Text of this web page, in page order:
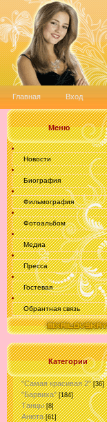
Главная Вход
Меню
Новости
Биография
Фильмография
Фотоальбом
Медиа
Пресса
Гостевая
Обрантная связь
Категории
"Самая красивая 2" [36]
"Барвиха" [184]
Танцы [8]
Анюта [61]